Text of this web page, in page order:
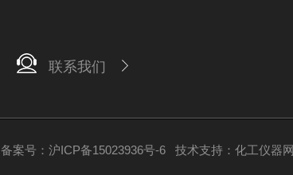
联系我们
备案号：沪ICP备15023936号-6 技术支持： 化工仪器网